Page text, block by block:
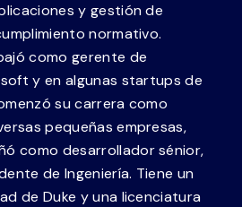
y gestión de
normativo.
como gerente de
y en algunas startups de
su carrera como
pequeñas empresas,
como desarrollador sénior,
de Ingeniería. Tiene un
de Duke y una licenciatura